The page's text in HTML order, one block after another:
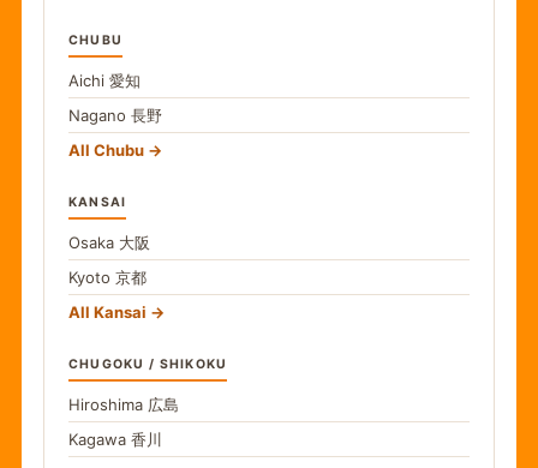
CHUBU
Aichi 愛知
Nagano 長野
All Chubu
KANSAI
Osaka 大阪
Kyoto 京都
All Kansai
CHUGOKU / SHIKOKU
Hiroshima 広島
Kagawa 香川